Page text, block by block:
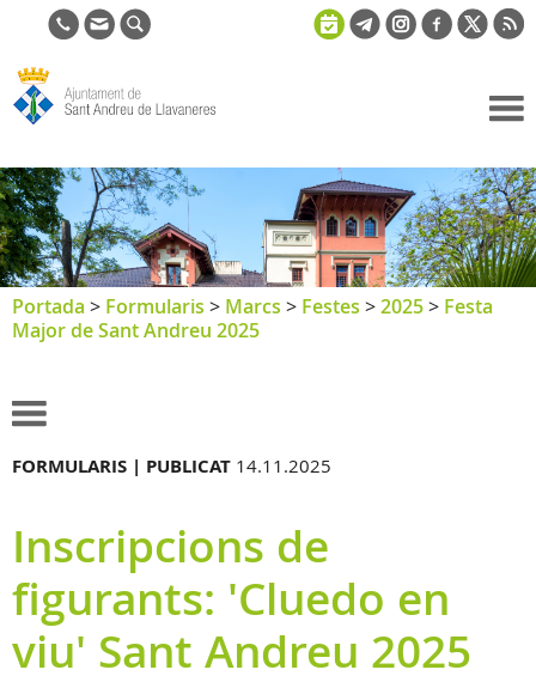
de Sant
Andreu de
Llavaneres
Portada > Formularis > Marcs > Festes >2025> Festa
Major de Sant Andreu 2025
FORMULARIS | PUBLICAT 14.11.2025
Inscripcions de
figurants: 'Cluedo en
viu' Sant Andreu 2025